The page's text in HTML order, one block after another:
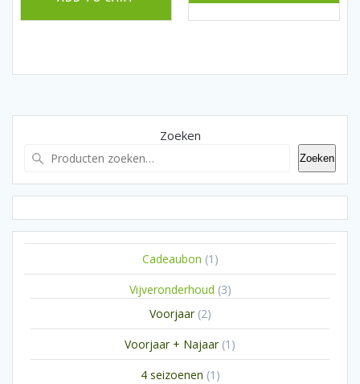
Zoeken
Zoeken
Cadeaubon 1 1
product
Vijveronderhoud 33
Voorjaar 22
producten
Voorjaar + Najaar 1 1
product
4 seizoenen 1 1